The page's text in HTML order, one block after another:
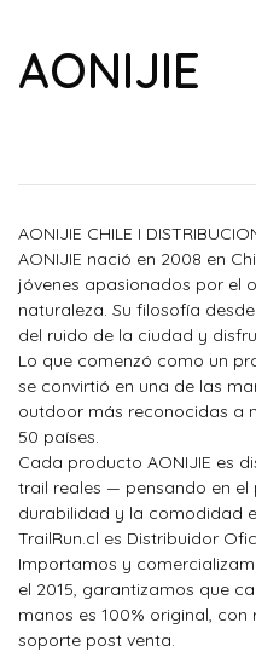
AONIJIE
AONIJIE CHILE I
AONIJIE nació en 2008 en
jóvenes apasionados por el
naturaleza. Su filosofía
del ruido de la ciudad y
Lo que comenzó como un
se convirtió en una de las
outdoor más reconocidas a
50 países.
Cada producto AONIJIE es
trail reales — pensando en el
durabilidad y la comodidad
TrailRun.cl es Distribuidor
Importamos y
el 2015, garantizamos que
manos es 100% original,
soporte post venta.